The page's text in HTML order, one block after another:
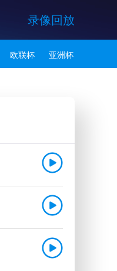
录像回放
欧联杯 亚洲杯